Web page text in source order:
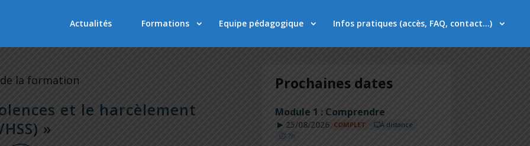
Actualités Formations Equipe pédagogique Infos pratiques (accès, FAQ, contact…)
la formation
et le harcèlement
»
Prochaines dates
Module 1 : Comprendre
▶ 25/08/2026 COMPLET
À distance
⏱ 7h